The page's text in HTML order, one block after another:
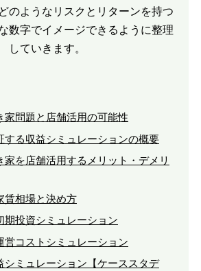
のようなリスクとリターンを持つ
数字でイメージできるように整理
していきます。
家問題と店舗活用の可能性
する収益シミュレーションの概要
家を店舗活用するメリット・デメリ
賃相場と決め方
期投資シミュレーション
営コストシミュレーション
シミュレーション【ケーススタデ